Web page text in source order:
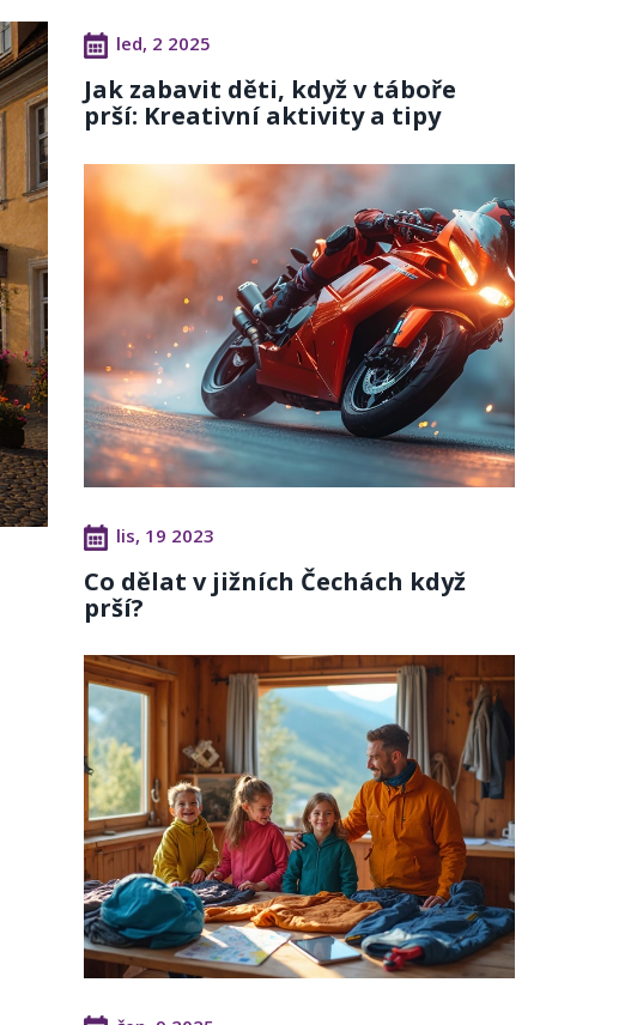
led, 2 2025
Jak zabavit děti, když v táboře
prší: Kreativní aktivity a tipy
lis, 19 2023
Co dělat v jižních Čechách když
prší?